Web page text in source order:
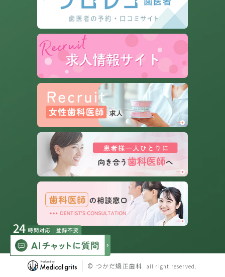
© つかだ矯正歯科. all right reserved.